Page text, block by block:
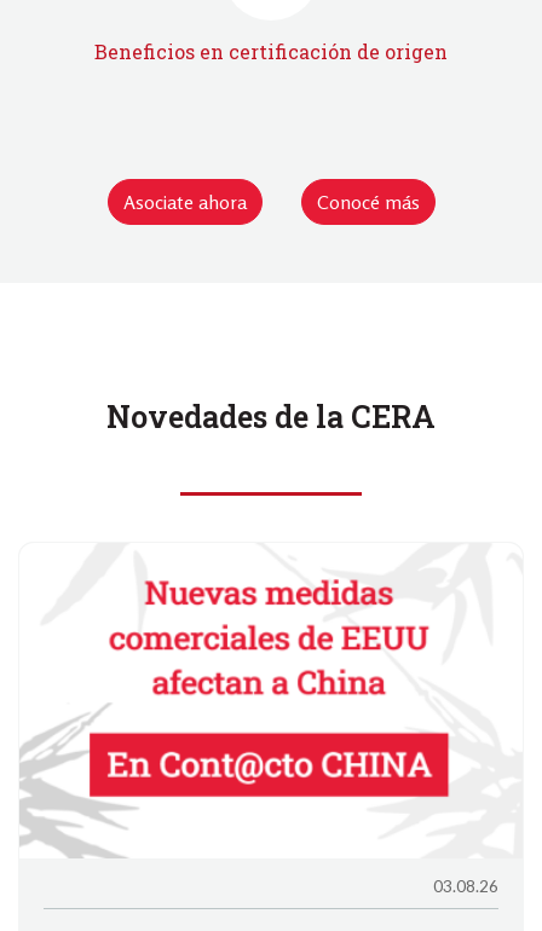
Beneficios en certificación de origen
Asociate ahora Conocé más
Novedades de la CERA
03.08.26